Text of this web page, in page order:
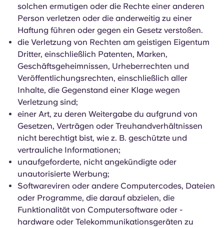
solchen ermutigen oder die Rechte einer anderen
Person verletzen oder die anderweitig zu einer
Haftung führen oder gegen ein Gesetz verstoßen.
die Verletzung von Rechten am geistigen Eigentum
Dritter, einschließlich Patenten, Marken,
Geschäftsgeheimnissen, Urheberrechten und
Veröffentlichungsrechten, einschließlich aller
Inhalte, die Gegenstand einer Klage wegen
Verletzung sind;
einer Art, zu deren Weitergabe du aufgrund von
Gesetzen, Verträgen oder Treuhandverhältnissen
nicht berechtigt bist, wie z. B. geschützte und
vertrauliche Informationen;
unaufgeforderte, nicht angekündigte oder
unautorisierte Werbung;
Softwareviren oder andere Computercodes, Dateien
oder Programme, die darauf abzielen, die
Funktionalität von Computersoftware oder -
hardware oder Telekommunikationsgeräten zu